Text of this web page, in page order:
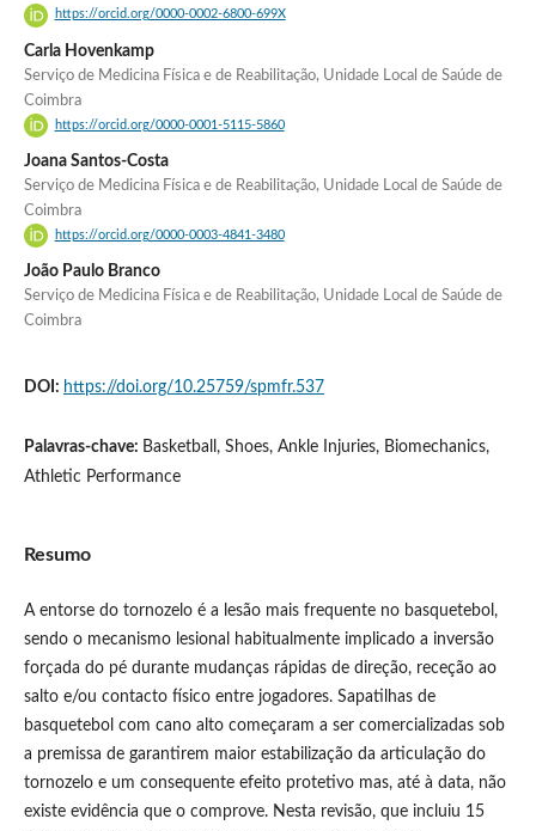
https://orcid.org/0000-0002-6800-699X
Carla Hovenkamp
Serviço de Medicina Física e de Reabilitação, Unidade Local de Saúde de
Coimbra
https://orcid.org/0000-0001-5115-5860
Joana Santos-Costa
Serviço de Medicina Física e de Reabilitação, Unidade Local de Saúde de
Coimbra
https://orcid.org/0000-0003-4841-3480
João Paulo Branco
Serviço de Medicina Física e de Reabilitação, Unidade Local de Saúde de
Coimbra
DOI: https://doi.org/10.25759/spmfr.537
Palavras-chave: Basketball, Shoes, Ankle Injuries, Biomechanics,
Athletic Performance
Resumo
A entorse do tornozelo é a lesão mais frequente no basquetebol,
sendo o mecanismo lesional habitualmente implicado a inversão
forçada do pé durante mudanças rápidas de direção, receção ao
salto e/ou contacto físico entre jogadores. Sapatilhas de
basquetebol com cano alto começaram a ser comercializadas sob
a premissa de garantirem maior estabilização da articulação do
tornozelo e um consequente efeito protetivo mas, até à data, não
existe evidência que o comprove. Nesta revisão, que incluiu 15